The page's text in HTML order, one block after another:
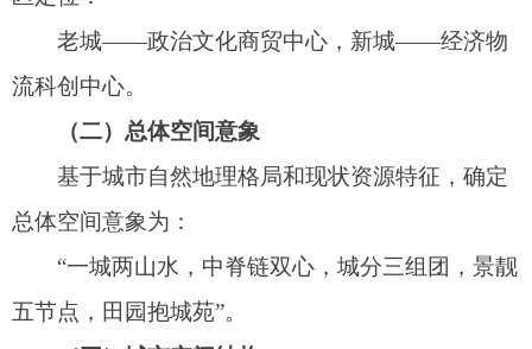
城市核心，形成“谷承三区，脊链双心、双廊三脉、
（四）规划策略
规划立足阿图什市所处沙漠绿洲的特殊地理区
位和现状资源特征，基于问题和目标双重导向，提
出四大设计策略。
1、顺气——风清气朗，优化绿洲城市风环境
的清风廊道体系。通过优化公共空间的布局及建筑